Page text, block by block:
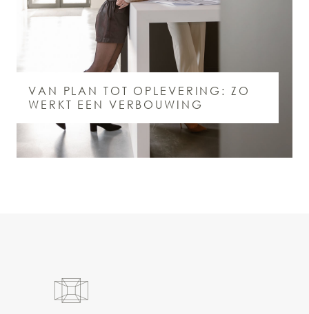
VAN PLAN TOT OPLEVERING: ZO
WERKT EEN VERBOUWING